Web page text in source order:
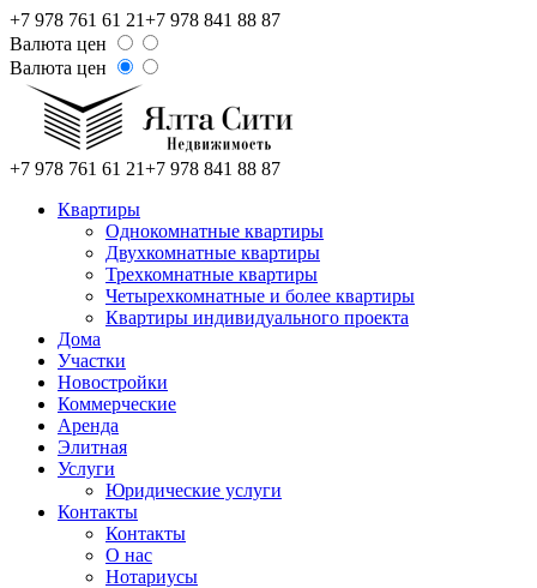
+7 978 761 61 21+7 978 841 88 87
Валюта цен
Валюта цен
+7 978 761 61 21+7 978 841 88 87
Квартиры
Однокомнатные квартиры
Двухкомнатные квартиры
Трехкомнатные квартиры
Четырехкомнатные и более квартиры
Квартиры индивидуального проекта
Дома
Участки
Новостройки
Коммерческие
Аренда
Элитная
Услуги
Юридические услуги
Контакты
Контакты
О нас
Нотариусы